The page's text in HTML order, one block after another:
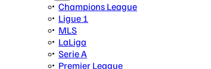
Champions League
Ligue 1
MLS
LaLiga
Serie A
Premier League